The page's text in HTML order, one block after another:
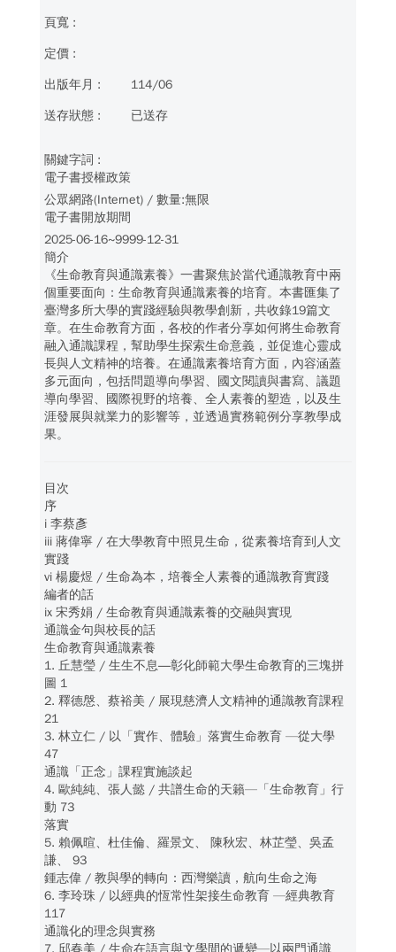
114/06
已送存
電子書授權政策
公眾網路(Internet) / 數量:無限
電子書開放期間
2025-06-16~9999-12-31
簡介
《生命教育與通識素養》一書聚焦於當代通識教育中兩
個重要面向：生命教育與通識素養的培育。本書匯集了
臺灣多所大學的實踐經驗與教學創新，共收錄19篇文
章。在生命教育方面，各校的作者分享如何將生命教育
融入通識課程，幫助學生探索生命意義，並促進心靈成
長與人文精神的培養。在通識素養培育方面，內容涵蓋
多元面向，包括問題導向學習、國文閱讀與書寫、議題
導向學習、國際視野的培養、全人素養的塑造，以及生
涯發展與就業力的影響等，並透過實務範例分享教學成
果。
目次
序
i 李蔡彥
iii 蔣偉寧 / 在大學教育中照見生命，從素養培育到人文
實踐
vi 楊慶煜 / 生命為本，培養全人素養的通識教育實踐
編者的話
ix 宋秀娟 / 生命教育與通識素養的交融與實現
通識金句與校長的話
生命教育與通識素養
1. 丘慧瑩 / 生生不息―彰化師範大學生命教育的三塊拼
圖 1
2. 釋德慇、蔡裕美 / 展現慈濟人文精神的通識教育課程
21
3. 林立仁 / 以「實作、體驗」落實生命教育 —從大學
47
通識「正念」課程實施談起
4. 歐純純、張人懿 / 共譜生命的天籟—「生命教育」行
動 73
落實
5. 賴佩暄、杜佳倫、羅景文、 陳秋宏、林芷瑩、吳孟
謙、 93
鍾志偉 / 教與學的轉向：西灣樂讀，航向生命之海
6. 李玲珠 / 以經典的恆常性架接生命教育 —經典教育
117
通識化的理念與實務